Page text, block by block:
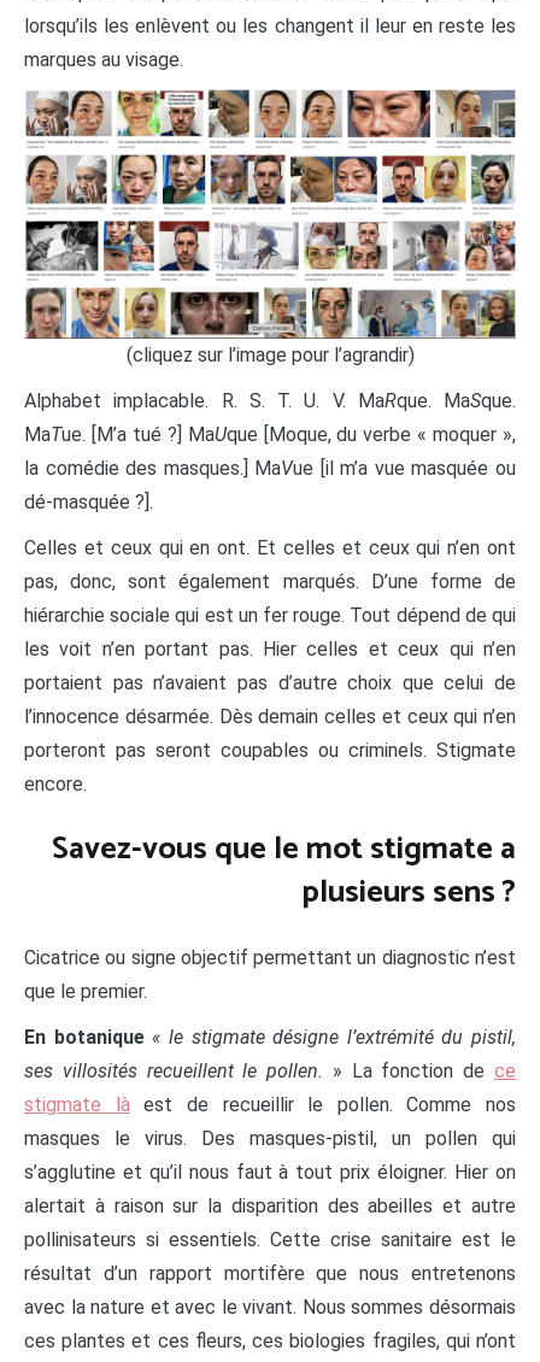
lorsqu’ils les enlèvent ou les changent il leur en reste les
marques au visage.
(cliquez sur l’image pour l’agrandir)
Alphabet implacable. R. S. T. U. V. MaRque. MaSque.
MaTue. [M’a tué ?] MaUque [Moque, du verbe « moquer »,
la comédie des masques.] MaVue [il m’a vue masquée ou
dé-masquée ?].
Celles et ceux qui en ont. Et celles et ceux qui n’en ont
pas, donc, sont également marqués. D’une forme de
hiérarchie sociale qui est un fer rouge. Tout dépend de qui
les voit n’en portant pas. Hier celles et ceux qui n’en
portaient pas n’avaient pas d’autre choix que celui de
l’innocence désarmée. Dès demain celles et ceux qui n’en
porteront pas seront coupables ou criminels. Stigmate
encore.
Savez-vous que le mot stigmate a
plusieurs sens ?
Cicatrice ou signe objectif permettant un diagnostic n’est
que le premier.
En botanique « le stigmate désigne l’extrémité du pistil,
ses villosités recueillent le pollen. » La fonction dece
stigmate là est de recueillir le pollen. Comme nos
masques le virus. Des masques-pistil, un pollen qui
s’agglutine et qu’il nous faut à tout prix éloigner. Hier on
alertait à raison sur la disparition des abeilles et autre
pollinisateurs si essentiels. Cette crise sanitaire est le
résultat d’un rapport mortifère que nous entretenons
avec la nature et avec le vivant. Nous sommes désormais
ces plantes et ces fleurs, ces biologies fragiles, qui n’ont